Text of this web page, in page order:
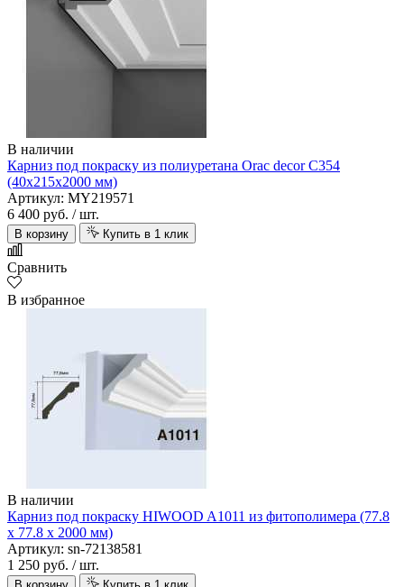
В наличии
Карниз под покраску из полиуретана Orac decor C354
(40х215х2000 мм)
Артикул: MY219571
6 400 руб. / шт.
В корзину Купить в 1 клик
Сравнить
В избранное
В наличии
Карниз под покраску HIWOOD A1011 из фитополимера (77.8
х 77.8 х 2000 мм)
Артикул: sn-72138581
1 250 руб. / шт.